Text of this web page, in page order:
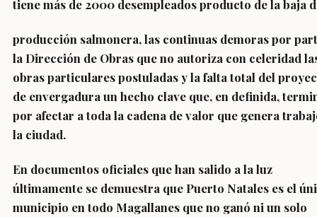
tiene más de 2000 desempleados producto de la baja
producción salmonera, las continuas demoras por
la Dirección de Obras que no autoriza con celeridad
obras particulares postuladas y la falta total del
de envergadura un hecho clave que, en definida,
por afectar a toda la cadena de valor que genera
la ciudad.
En documentos oficiales que han salido a la luz
últimamente se demuestra que Puerto Natales es el
municipio en todo Magallanes que no ganó ni un solo